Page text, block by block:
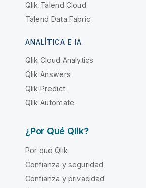
Qlik Talend Cloud
Talend Data Fabric
ANALÍTICA E IA
Qlik Cloud Analytics
Qlik Answers
Qlik Predict
Qlik Automate
¿Por Qué Qlik?
Por qué Qlik
Confianza y seguridad
Confianza y privacidad